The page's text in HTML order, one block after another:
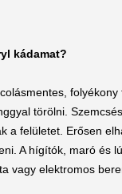
kádamat?
törölni.
a felületet. Erősen
A hígítók, maró és
vagy elektromos